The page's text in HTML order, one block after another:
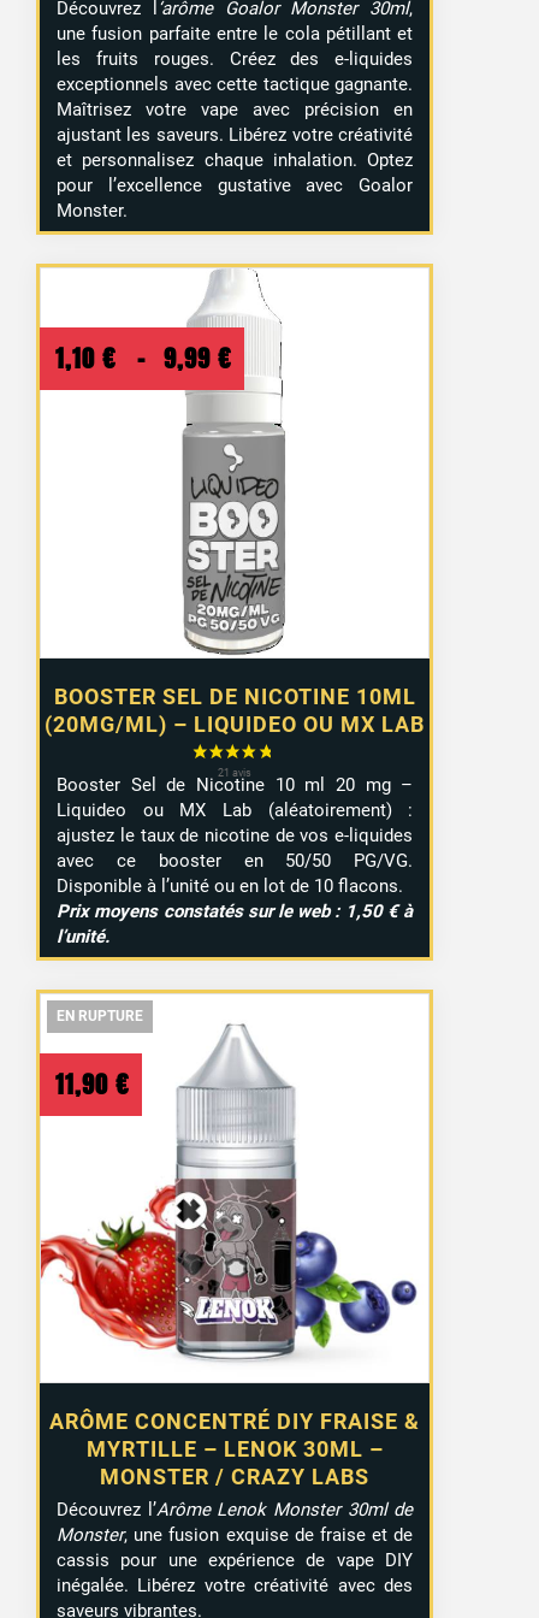
15 avis
Découvrez l ‘arôme Goalor Monster 30ml,
une fusion parfaite entre le cola pétillant et
les fruits rouges. Créez des e-liquides
exceptionnels avec cette tactique gagnante.
Maîtrisez votre vape avec précision en
ajustant les saveurs. Libérez votre créativité
et personnalisez chaque inhalation. Optez
pour l’excellence gustative avec Goalor
Monster.
BOOSTER SEL DE NICOTINE 10ML
(20MG/ML) – LIQUIDEO OU MX LAB
1,10 € – 9,99 €
Plage
de
prix :
1,10 €
à
9,99 €
Booster Sel de Nicotine 10 ml 20 mg –
Liquideo ou MX Lab (aléatoirement) :
ajustez le taux de nicotine de vos e-liquides
avec ce booster en 50/50 PG/VG.
Disponible à l’unité ou en lot de 10 flacons.
Prix moyens constatés sur le web : 1,50 € à
l’unité.
EN RUPTURE
EN RUPTURE
ARÔME CONCENTRÉ DIY FRAISE &
MYRTILLE – LENOK 30ML –
MONSTER / CRAZY LABS
11,90 €
Découvrez l’Arôme Lenok Monster 30ml de
Monster, une fusion exquise de fraise et de
cassis pour une expérience de vape DIY
inégalée. Libérez votre créativité avec des
saveurs vibrantes.
EN RUPTURE